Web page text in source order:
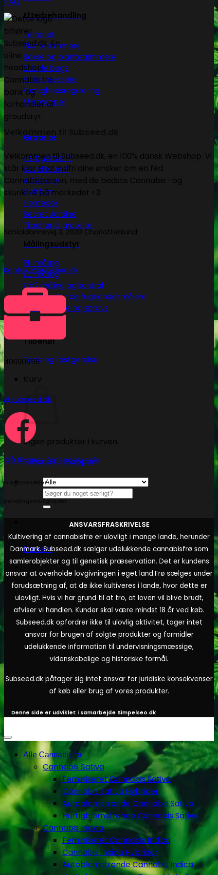
Efterbehandling
Tørrenet
Plantetrimmere
Sakse og plantetrimmere
Bubble bags
Pollenpressere
Fugtighedsregulering
Mikroskoper
Grotelte
Herbgarden™
RoyalRoom®
AC infinity
Cultibox
Homebox
Secret Jardine
Tilbehør til grotelte
Målingsudstyr
PH måling
EC måling
Co2 måling og kontrol
Temperatur og fugtighedsmålere
Målebægere og sprays
Tilbehør
Tape og fastgørelse
Ingen produkter i kurven.
Tilbage til shoppen
Søg
efter:
Kasse+
Velkommen til Subseed.dk
Velkommen til Subseed.dk, en 100% dansk Webshop. Vi
står klar til at indfri dine ønsker om en fed
Cannabissæson, med de bedste Cannabis -og
skunkfrø på markedet <3
Schioldannsvej 3, 2920 Charlottenlund
Kontakt@subseed.dk
40690956
@subseed.dk
Gå til vores facebook-side
Fragtmetoder
Betalingsmuligheder
ANSVARSFRASKRIVELSE
Kultivering af cannabisfrø er ulovligt i mange lande, herunder
Danmark. Subseed.dk sælger udelukkende cannabisfrø som
samlerobjekter og til genetisk præservation. Det er kundens
ansvar at overholde lovgivningen i eget land.Frø sælges under
forudsætning af, at de ikke kultiveres i lande, hvor dette er
ulovligt. Hvis vi har grund til at tro, at loven vil blive brudt,
afviser vi handlen. Kunder skal være mindst 18 år ved køb.
Subseed.dk opfordrer ikke til ulovlig aktivitet, tager intet
ansvar for brugen af solgte produkter og formidler
udelukkende information til undervisningsmæssige,
videnskabelige og historiske formål.
Subseed.dk påtager sig intet ansvar for juridiske konsekvenser
af køb eller brug af vores produkter.
Denne side er udviklet i samarbejde Simpelseo.dk
Alle Cannabisfrø
Cannabis Sativa
Feminiseret Cannabis Sativa
Cannabis Sativa Hybrider
Autoblomstrende Cannabis Sativa
Hurtigblomstrende Cannabis Sativa
Cannabis Indica
Feminiseret Cannabis Indica
Cannabis Indica Hybrider
Autoblomstrende Cannabis Indica